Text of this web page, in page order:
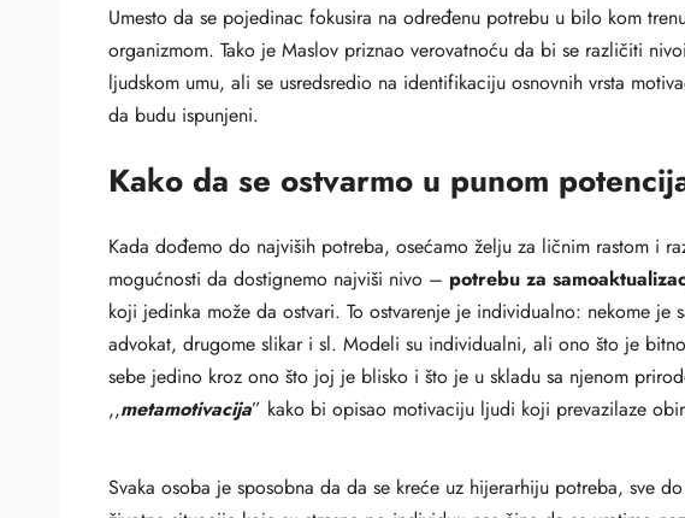
Umesto da se pojedinac fokusira na određenu potrebu u bilo kom
organizmom. Tako je Maslov priznao verovatnoću da bi se različiti
ljudskom umu, ali se usredsredio na identifikaciju osnovnih vrsta
da budu ispunjeni.
Kako da se ostvarmo u punom
Kada dođemo do najviših potreba, osećamo želju za ličnim rastom i
mogućnosti da dostignemo najviši nivo – potrebu za
koji jedinka može da ostvari. To ostvarenje je individualno: nekome je
advokat, drugome slikar i sl. Modeli su individualni, ali ono što je
sebe jedino kroz ono što joj je blisko i što je u skladu sa njenom
,,metamotivacija” kako bi opisao motivaciju ljudi koji prevazilaze
Svaka osoba je sposobna da da se kreće uz hijerarhiju potreba, sve